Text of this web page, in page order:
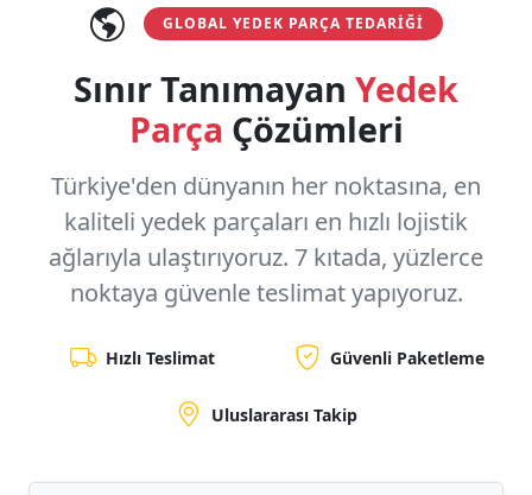
GLOBAL YEDEK PARÇA TEDARIĞI
Sınır Tanımayan Yedek
Parça Çözümleri
Türkiye'den dünyanın her noktasına, en
kaliteli yedek parçaları en hızlı lojistik
ağlarıyla ulaştırıyoruz. 7 kıtada, yüzlerce
noktaya güvenle teslimat yapıyoruz.
Hızlı Teslimat Güvenli Paketleme
Uluslararası Takip